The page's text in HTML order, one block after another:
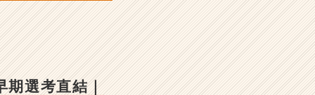
選考直結｜